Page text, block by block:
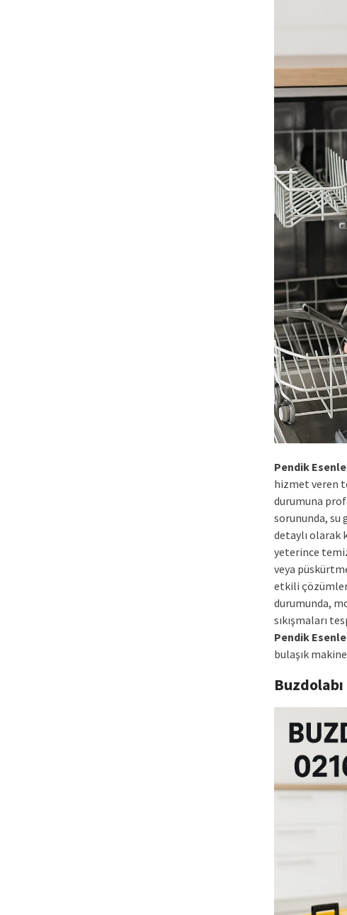
Pendik
hizmet veren
durumuna
sorununda, su
detaylı olarak
yeterince
veya
etkili çözümler
durumunda,
sıkışmaları
Pendik
bulaşık
Buzdolabı